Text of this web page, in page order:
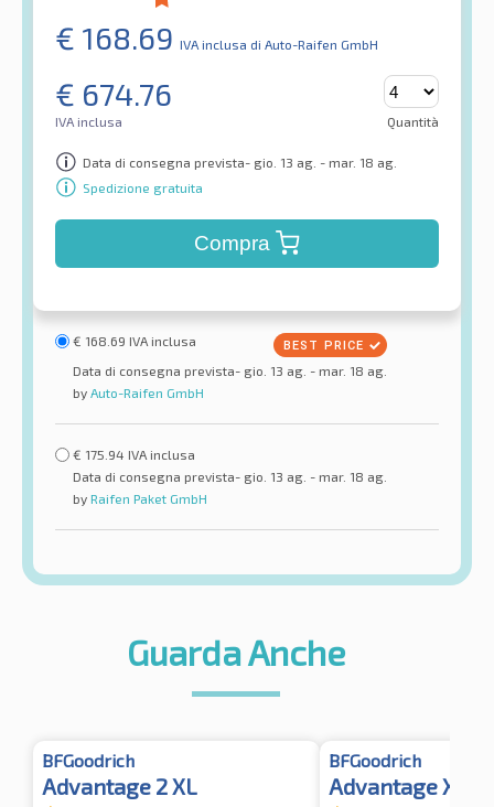
€ 168.69 IVA inclusa di Auto-Raifen GmbH
€ 674.76
IVA inclusa Quantità
Data di consegna prevista- gio. 13 ag. - mar. 18 ag.
Spedizione gratuita
Compra
€ 168.69 IVA inclusa
Data di consegna prevista- gio. 13 ag. - mar. 18 ag.
by Auto-Raifen GmbH
€ 175.94 IVA inclusa
Data di consegna prevista- gio. 13 ag. - mar. 18 ag.
by Raifen Paket GmbH
Guarda Anche
BFGoodrich
Advantage 2 XL
BFGoodrich
Advantage XL